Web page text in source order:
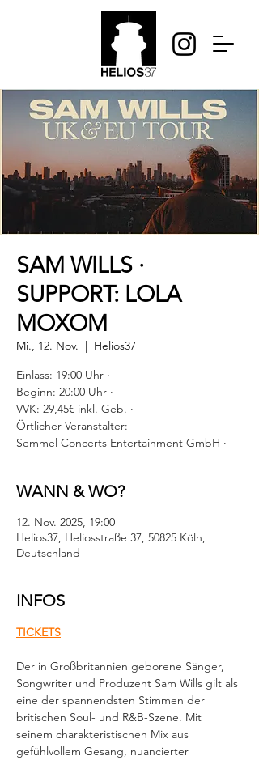
SAM WILLS ·
SUPPORT: LOLA
MOXOM
Mi., 12. Nov.
  |
Helios37
Einlass: 19:00 Uhr ·
Beginn: 20:00 Uhr ·
VVK: 29,45€ inkl. Geb. ·
Örtlicher Veranstalter:
Semmel Concerts Entertainment GmbH ·
WANN & WO?
12. Nov. 2025, 19:00
Helios37, Heliosstraße 37, 50825 Köln,
Deutschland
INFOS
TICKETS
Der in Großbritannien geborene Sänger,
Songwriter und Produzent Sam Wills gilt als
eine der spannendsten Stimmen der
britischen Soul- und R&B-Szene. Mit
seinem charakteristischen Mix aus
gefühlvollem Gesang, nuancierter